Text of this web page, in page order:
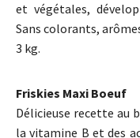
et végétales,
Sans colorants,
3 kg.
Friskies Maxi Boeuf
Délicieuse recette au
la vitamine B et des